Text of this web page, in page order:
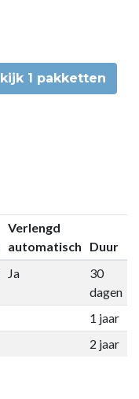
1 pakketten
Verlengd
automatisch
Duur
Ja
30
dagen
1 jaar
2 jaar